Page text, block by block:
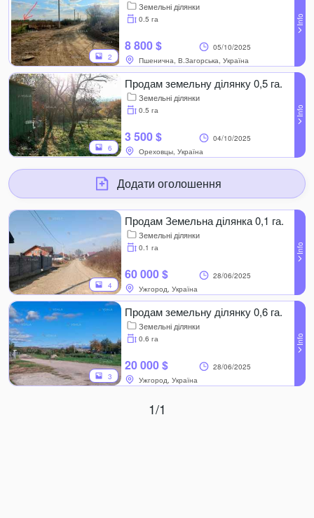
2
Земельні ділянки
0.5 га
8 800 $
05/10/2025
Пшенична, В.Загорська, Україна
6
Продам земельну ділянку 0,5 га.
Земельні ділянки
0.5 га
3 500 $
04/10/2025
Ореховцы, Україна
Додати оголошення
4
Продам Земельна ділянка 0,1 га.
Земельні ділянки
0.1 га
60 000 $
28/06/2025
Ужгород, Україна
3
Продам земельну ділянку 0,6 га.
Земельні ділянки
0.6 га
20 000 $
28/06/2025
Ужгород, Україна
1/1